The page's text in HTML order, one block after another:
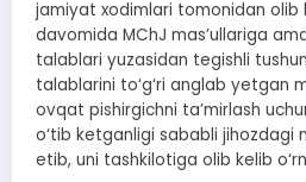
jamiyat xodimlari tomonidan olib
davomida MChJ mas’ullariga
talablari yuzasidan tegishli
talablarini to‘g‘ri anglab yetgan
ovqat pishirgichni ta’mirlash
o‘tib ketganligi sababli jihozdagi
etib, uni tashkilotiga olib kelib